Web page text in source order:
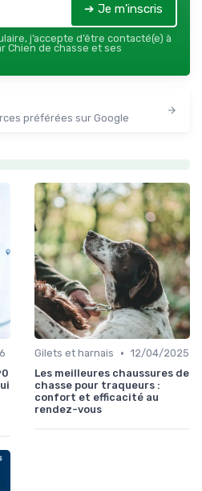
➔ Je m'inscris
j’accepte d’être contacté(e) à
Chien de chasse et ses
préférées sur Google
Gilets et harnais • 12/04/2025
Les meilleures chaussures de
chasse pour traqueurs :
confort et efficacité au
rendez-vous